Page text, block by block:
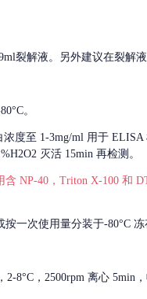
裂解液。另外建议在裂解
。
度至 1-3mg/ml 用于
灭活 15min 再检测。
NP-40，Triton X-100 和
一次使用量分装于-80°C 冻
8°C，2500rpm 离心 5min